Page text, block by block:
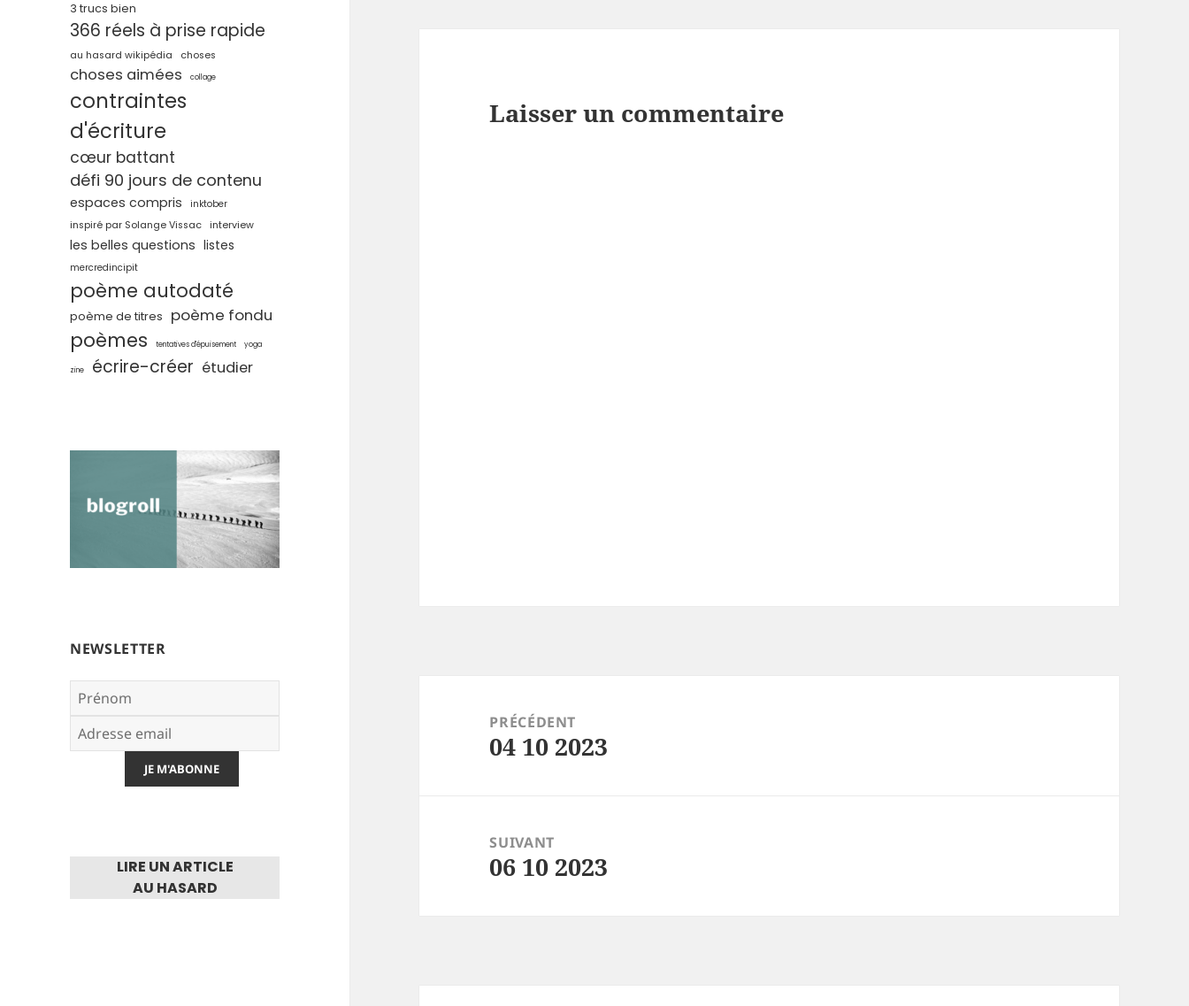
3 trucs bien
366 réels à prise rapide
au hasard wikipédia choses
choses aimées collage
contraintes
d'écriture
cœur battant
défi 90 jours de contenu
espaces compris
inktober
inspiré par Solange Vissac
interview
les belles questions listes
mercredincipit
poème autodaté
poème de titres poème fondu
poèmes tentatives d'épuisement yoga
zine écrire-créer étudier
NEWSLETTER
LIRE UN ARTICLE
AU HASARD
Laisser un commentaire
PRÉCÉDENT
Article
04 10 2023
SUIVANT
Article
06 10 2023